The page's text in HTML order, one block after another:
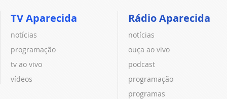
TV Aparecida
notícias
programação
tv ao vivo
vídeos
Rádio Aparecida
notícias
ouça ao vivo
podcast
programação
programas